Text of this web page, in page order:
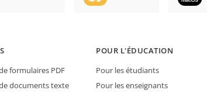
formulaires PDF
documents texte
POUR L'ÉDUCATION
Pour les étudiants
Pour les enseignants